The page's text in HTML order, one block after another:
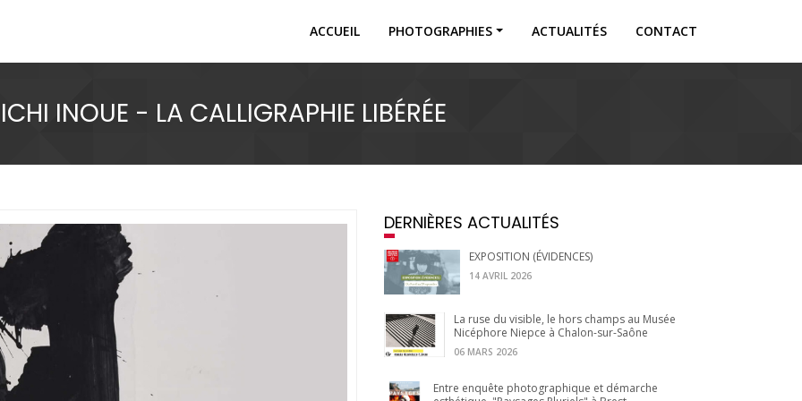
ACCUEIL PHOTOGRAPHIES ACTUALITÉS CONTACT
INOUE - LA CALLIGRAPHIE LIBÉRÉE
DERNIÈRES ACTUALITÉS
EXPOSITION (ÉVIDENCES)
14 AVRIL 2026
La ruse du visible, le hors champs au Musée
Nicéphore Niepce à Chalon-sur-Saône
06 MARS 2026
Entre enquête photographique et démarche